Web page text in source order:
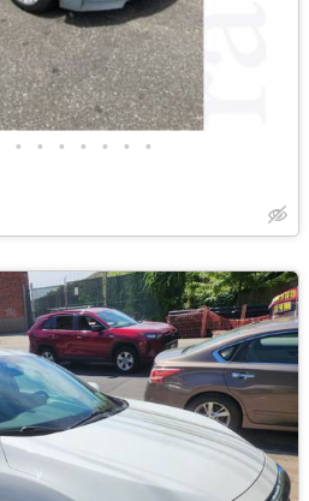
• • • • • • •